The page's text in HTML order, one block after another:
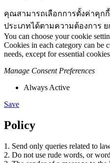
คุณสามารถเลือกการตั้งค่าคุก
ประเภทได้ตามความต้องการ
You can choose your cookie
Cookies in each category can be
needs, except for essential
Manage Consent Preferences
Always Active
Save
Policy
1. Send only queries related to
2. Do not use rude words, or